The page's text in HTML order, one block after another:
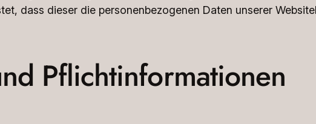
dass dieser die personenbezogenen Daten unserer
Pflicht­informationen